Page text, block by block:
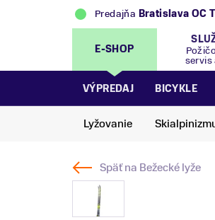
Predajňa Bratislava OC
E-SHOP
servis
VÝPREDAJ BICYKLE
Lyžovanie
Späť na Bežecké lyže